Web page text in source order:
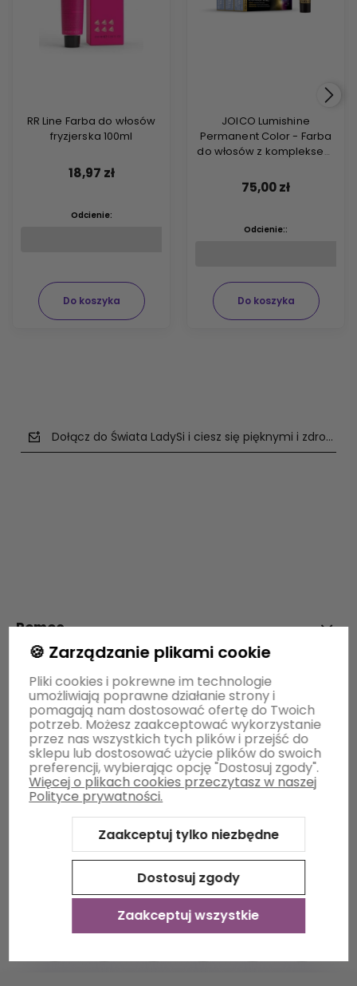
RR Line Farba do włosów
fryzjerska 100ml
18,97 zł
Do koszyka
Odcienie:
JOICO Lumishine
Permanent Color - Farba
do włosów z kompleksem
włosy 74ml
75,00 zł
Do koszyka
Odcienie::
Dołącz do Świata LadySi i ciesz się pięknymi i
Pomoc
Moje konto
Płatności i dostawa
Informacje
🍪 Zarządzanie plikami cookie
Pliki cookies i pokrewne im technologie
umożliwiają poprawne działanie strony i
pomagają nam dostosować ofertę do Twoich
potrzeb. Możesz zaakceptować wykorzystanie
przez nas wszystkich tych plików i przejść do
sklepu lub dostosować użycie plików do swoich
preferencji, wybierając opcję "Dostosuj zgody".
Więcej o plikach cookies przeczytasz w naszej
Polityce prywatności.
Zaakceptuj tylko niezbędne
Dostosuj zgody
Zaakceptuj wszystkie